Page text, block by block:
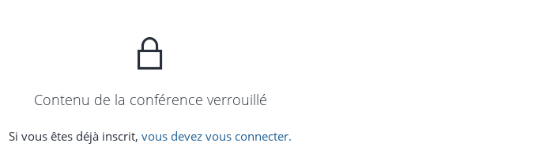
Contenu de la conférence verrouillé
Si vous êtes déjà inscrit, vous devez vous connecter.